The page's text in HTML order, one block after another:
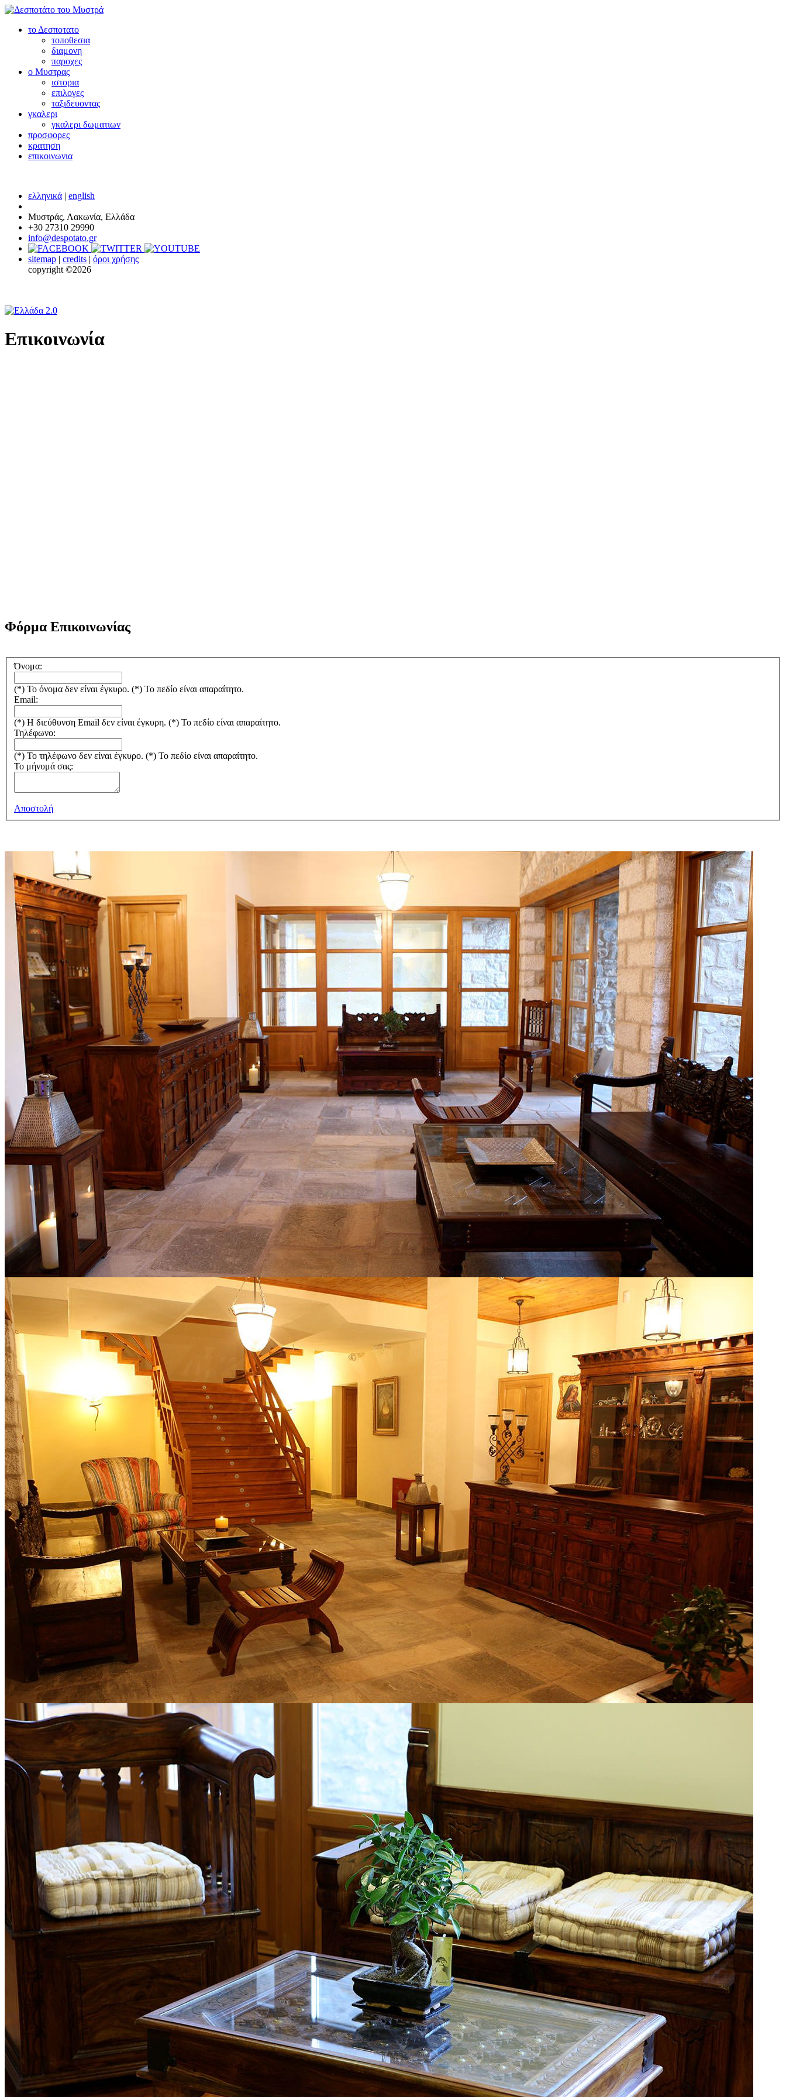
το Δεσποτατο
τοποθεσια
διαμονη
παροχες
ο Μυστρας
ιστορια
επιλογες
ταξιδευοντας
γκαλερι
γκαλερι δωματιων
προσφορες
κρατηση
επικοινωνια
ελληνικά | english
Μυστράς, Λακωνία, Ελλάδα
+30 27310 29990
info@despotato.gr
sitemap | credits | όροι χρήσης
copyright ©2026
Επικοινωνία
Φόρμα Επικοινωνίας
Όνομα:
(*) Το όνομα δεν είναι έγκυρο. (*) Το πεδίο είναι απαραίτητο.
Email:
(*) Η διεύθυνση Email δεν είναι έγκυρη. (*) Το πεδίο είναι απαραίτητο.
Τηλέφωνο:
(*) Το τηλέφωνο δεν είναι έγκυρο. (*) Το πεδίο είναι απαραίτητο.
Το μήνυμά σας:
Αποστολή